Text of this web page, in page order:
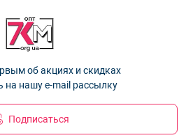
с мехом Оптом "Аккуратные"
"Saltery" Корона Оптом G7841
об акциях и скидках
на нашу e-mail рассылку
Подписаться